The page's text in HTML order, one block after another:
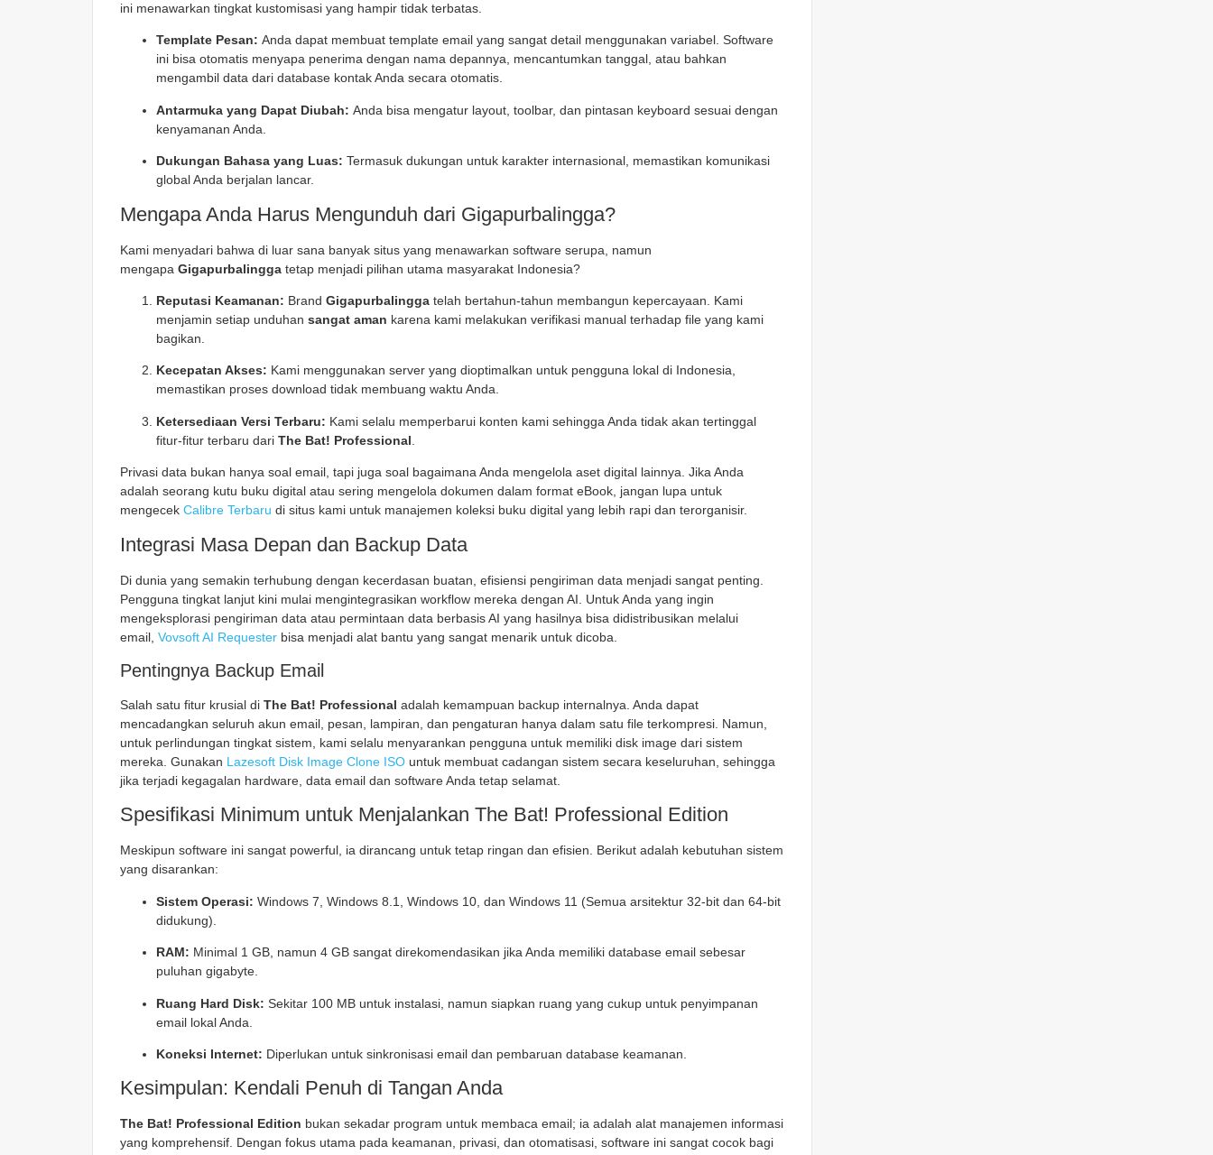
ini menawarkan tingkat kustomisasi yang hampir tidak terbatas.
Template Pesan: Anda dapat membuat template email yang sangat detail menggunakan variabel. Software
ini bisa otomatis menyapa penerima dengan nama depannya, mencantumkan tanggal, atau bahkan
mengambil data dari database kontak Anda secara otomatis.
Antarmuka yang Dapat Diubah: Anda bisa mengatur layout, toolbar, dan pintasan keyboard sesuai dengan
kenyamanan Anda.
Dukungan Bahasa yang Luas: Termasuk dukungan untuk karakter internasional, memastikan komunikasi
global Anda berjalan lancar.
Mengapa Anda Harus Mengunduh dari Gigapurbalingga?
Kami menyadari bahwa di luar sana banyak situs yang menawarkan software serupa, namun
mengapa Gigapurbalingga tetap menjadi pilihan utama masyarakat Indonesia?
Reputasi Keamanan: Brand Gigapurbalingga telah bertahun-tahun membangun kepercayaan. Kami
menjamin setiap unduhan sangat aman karena kami melakukan verifikasi manual terhadap file yang kami
bagikan.
Kecepatan Akses: Kami menggunakan server yang dioptimalkan untuk pengguna lokal di Indonesia,
memastikan proses download tidak membuang waktu Anda.
Ketersediaan Versi Terbaru: Kami selalu memperbarui konten kami sehingga Anda tidak akan tertinggal
fitur-fitur terbaru dari The Bat! Professional
Privasi data bukan hanya soal email, tapi juga soal bagaimana Anda mengelola aset digital lainnya. Jika Anda
adalah seorang kutu buku digital atau sering mengelola dokumen dalam format eBook, jangan lupa untuk
mengecek Calibre Terbaru di situs kami untuk manajemen koleksi buku digital yang lebih rapi dan terorganisir.
Integrasi Masa Depan dan Backup Data
Di dunia yang semakin terhubung dengan kecerdasan buatan, efisiensi pengiriman data menjadi sangat penting.
Pengguna tingkat lanjut kini mulai mengintegrasikan workflow mereka dengan AI. Untuk Anda yang ingin
mengeksplorasi pengiriman data atau permintaan data berbasis AI yang hasilnya bisa didistribusikan melalui
email, Vovsoft AI Requester bisa menjadi alat bantu yang sangat menarik untuk dicoba.
Pentingnya Backup Email
Salah satu fitur krusial di The Bat! Professional adalah kemampuan backup internalnya. Anda dapat
mencadangkan seluruh akun email, pesan, lampiran, dan pengaturan hanya dalam satu file terkompresi. Namun,
untuk perlindungan tingkat sistem, kami selalu menyarankan pengguna untuk memiliki disk image dari sistem
mereka. Gunakan Lazesoft Disk Image Clone ISO untuk membuat cadangan sistem secara keseluruhan, sehingga
jika terjadi kegagalan hardware, data email dan software Anda tetap selamat.
Spesifikasi Minimum untuk Menjalankan The Bat! Professional Edition
Meskipun software ini sangat powerful, ia dirancang untuk tetap ringan dan efisien. Berikut adalah kebutuhan sistem
yang disarankan:
Sistem Operasi: Windows 7, Windows 8.1, Windows 10, dan Windows 11 (Semua arsitektur 32-bit dan 64-bit
didukung).
RAM: Minimal 1 GB, namun 4 GB sangat direkomendasikan jika Anda memiliki database email sebesar
puluhan gigabyte.
Ruang Hard Disk: Sekitar 100 MB untuk instalasi, namun siapkan ruang yang cukup untuk penyimpanan
email lokal Anda.
Koneksi Internet: Diperlukan untuk sinkronisasi email dan pembaruan database keamanan.
Kesimpulan: Kendali Penuh di Tangan Anda
The Bat! Professional Edition bukan sekadar program untuk membaca email; ia adalah alat manajemen informasi
yang komprehensif. Dengan fokus utama pada keamanan, privasi, dan otomatisasi, software ini sangat cocok bagi